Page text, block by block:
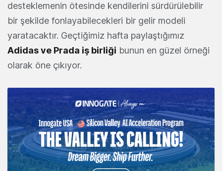
desteklemenin ötesinde kendilerini sürdürülebilir
bir şekilde fonlayabilecekleri bir gelir modeli
yaratacaktır. Geçtiğimiz hafta paylaştığımız
Adidas ve Prada iş birliği bunun en güzel örneği
olarak öne çıkıyor.